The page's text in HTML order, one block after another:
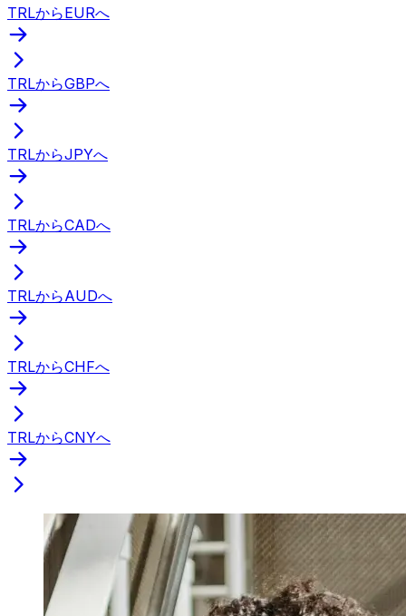
TRLからEURへ
TRLからGBPへ
TRLからJPYへ
TRLからCADへ
TRLからAUDへ
TRLからCHFへ
TRLからCNYへ